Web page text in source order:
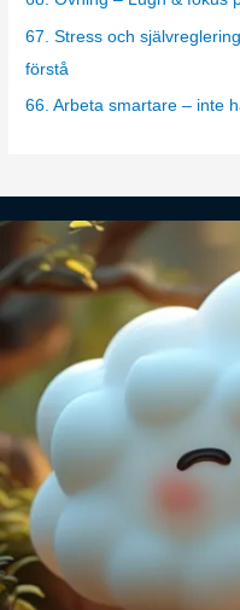
e
s
67. Stress och
förstå
66. Arbeta smartare – inte